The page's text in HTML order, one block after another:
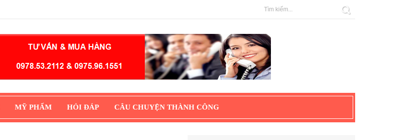
MỸ PHẨM HỎI ĐÁP CÂU CHUYỆN THÀNH CÔNG